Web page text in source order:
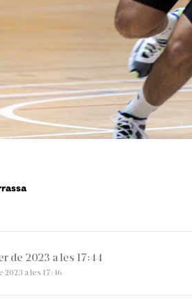
de 2023 a les 17:44
a les 17:46